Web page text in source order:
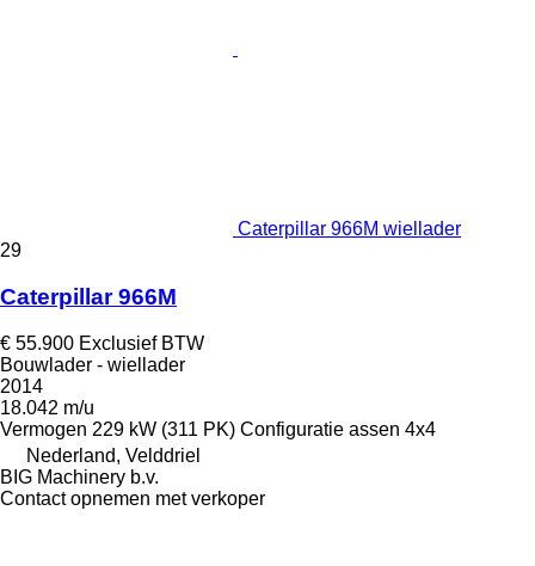
Caterpillar 966M wiellader
29
Caterpillar 966M
€ 55.900 Exclusief BTW
Bouwlader - wiellader
2014
18.042 m/u
Vermogen 229 kW (311 PK) Configuratie assen 4x4
Nederland, Velddriel
BIG Machinery b.v.
Contact opnemen met verkoper